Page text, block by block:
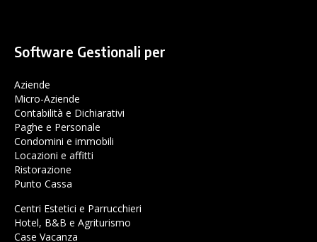
Software Gestionali per
Aziende
Micro-Aziende
Contabilità e Dichiarativi
Paghe e Personale
Condomini e immobili
Locazioni e affitti
Ristorazione
Punto Cassa
Centri Estetici e Parrucchieri
Hotel, B&B e Agriturismo
Case Vacanza